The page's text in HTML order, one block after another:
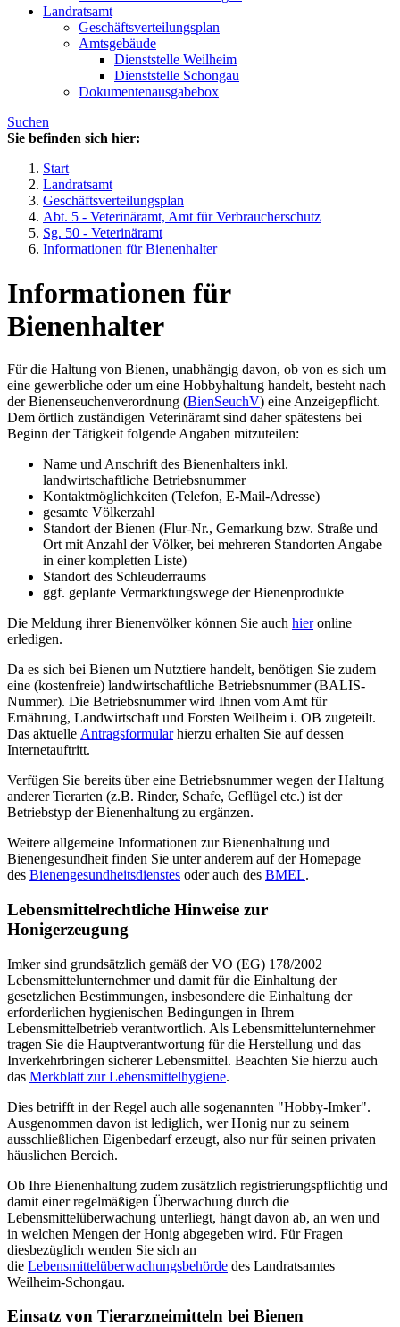
Landratsamt
Geschäftsverteilungsplan
Amtsgebäude
Dienststelle Weilheim
Dienststelle Schongau
Dokumentenausgabebox
Suchen
Sie befinden sich hier:
Start
Landratsamt
Geschäftsverteilungsplan
Abt. 5 - Veterinäramt, Amt für Verbraucherschutz
Sg. 50 - Veterinäramt
Informationen für Bienenhalter
Informationen für
Bienenhalter
Für die Haltung von Bienen, unabhängig davon, ob von es sich um
eine gewerbliche oder um eine Hobbyhaltung handelt, besteht nach
der Bienenseuchenverordnung (BienSeuchV) eine Anzeigepflicht.
Dem örtlich zuständigen Veterinäramt sind daher spätestens bei
Beginn der Tätigkeit folgende Angaben mitzuteilen:
Name und Anschrift des Bienenhalters inkl.
landwirtschaftliche Betriebsnummer
Kontaktmöglichkeiten (Telefon, E-Mail-Adresse)
gesamte Völkerzahl
Standort der Bienen (Flur-Nr., Gemarkung bzw. Straße und
Ort mit Anzahl der Völker, bei mehreren Standorten Angabe
in einer kompletten Liste)
Standort des Schleuderraums
ggf. geplante Vermarktungswege der Bienenprodukte
Die Meldung ihrer Bienenvölker können Sie auch hieronline
erledigen.
Da es sich bei Bienen um Nutztiere handelt, benötigen Sie zudem
eine (kostenfreie) landwirtschaftliche Betriebsnummer (BALIS-
Nummer). Die Betriebsnummer wird Ihnen vom Amt für
Ernährung, Landwirtschaft und Forsten Weilheim i. OB zugeteilt.
Das aktuelle Antragsformularhierzu erhalten Sie auf dessen
Internetauftritt.
Verfügen Sie bereits über eine Betriebsnummer wegen der Haltung
anderer Tierarten (z.B. Rinder, Schafe, Geflügel etc.) ist der
Betriebstyp der Bienenhaltung zu ergänzen.
Weitere allgemeine Informationen zur Bienenhaltung und
Bienengesundheit finden Sie unter anderem auf der Homepage
des Bienengesundheitsdienstes oder auch des BMEL.
Lebensmittelrechtliche Hinweise zur
Honigerzeugung
Imker sind grundsätzlich gemäß der VO (EG) 178/2002
Lebensmittelunternehmer und damit für die Einhaltung der
gesetzlichen Bestimmungen, insbesondere die Einhaltung der
erforderlichen hygienischen Bedingungen in Ihrem
Lebensmittelbetrieb verantwortlich. Als Lebensmittelunternehmer
tragen Sie die Hauptverantwortung für die Herstellung und das
Inverkehrbringen sicherer Lebensmittel. Beachten Sie hierzu auch
das Merkblatt zur Lebensmittelhygiene.
Dies betrifft in der Regel auch alle sogenannten "Hobby-Imker".
Ausgenommen davon ist lediglich, wer Honig nur zu seinem
ausschließlichen Eigenbedarf erzeugt, also nur für seinen privaten
häuslichen Bereich.
Ob Ihre Bienenhaltung zudem zusätzlich registrierungspflichtig und
damit einer regelmäßigen Überwachung durch die
Lebensmittelüberwachung unterliegt, hängt davon ab, an wen und
in welchen Mengen der Honig abgegeben wird. Für Fragen
diesbezüglich wenden Sie sich an
die Lebensmittelüberwachungsbehörde des Landratsamtes
Weilheim-Schongau.
Einsatz von Tierarzneimitteln bei Bienen